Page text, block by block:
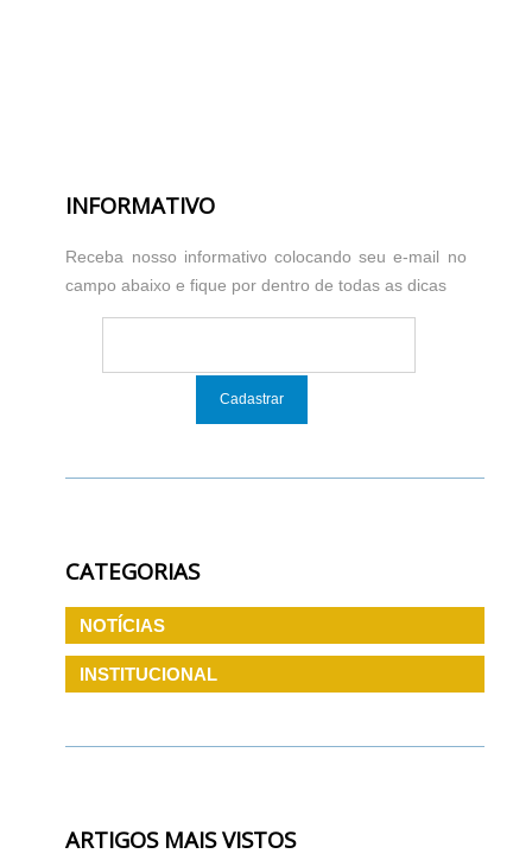
INFORMATIVO
Receba nosso informativo colocando seu e-mail no
campo abaixo e fique por dentro de todas as dicas
CATEGORIAS
NOTÍCIAS
INSTITUCIONAL
ARTIGOS MAIS VISTOS